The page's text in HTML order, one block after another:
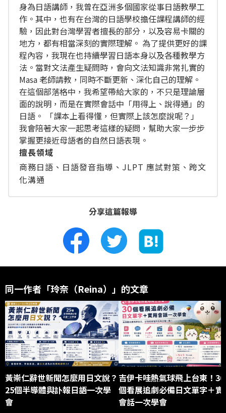
身為日語講師，我曾在亞洲多個國家從事日語教學工
作。其中，也有在台灣的日語學校擔任課程講師的經
驗，因此對台灣學習者擅長的部分，以及容易卡關的
地方，都有相當深刻的實際理解。 為了提供更好的課
程內容，我現在也持續學習日語本身以及各種教學方
法。當對文法產生疑問時，會向文法知識非常扎實的
Masa 老師請教，同時不斷更新、深化自己的理解。
在這個部落格中，我希望帶給大家的，不只是理論層
面的說明，而是在實際會話中「用得上、說得通」的
日語。 「課本上看得懂，但實際上該怎麼說呢？」
我會陪著大家一起思考這樣的疑問，幫助大家一步步
掌握更接近母語者的自然日語表現。
擅長領域
商務日語、日語發音指導、JLPT 應試對策、跨文
化溝通
分享這篇報導
同一作者「玲奈（Reina）」的文章
黃崇仁辭世新聞怎麼用日文說？
25個半導體與訃報日語一次學
會
吉伊卡哇熱氣球飛上台東！30
個看展追劇必備日文單字＋實
會話一次學會